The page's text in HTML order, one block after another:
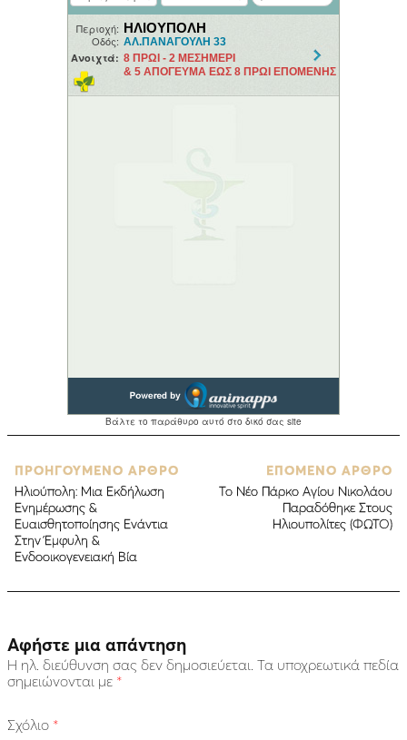
ΠΡΟΗΓΟΥΜΕΝΟ ΑΡΘΡΟ
Ηλιούπολη: Μια Εκδήλωση
Ενημέρωσης &
Ευαισθητοποίησης Ενάντια
Στην Έμφυλη &
Ενδοοικογενειακή Βία
ΕΠΟΜΕΝΟ ΑΡΘΡΟ
Το Νέο Πάρκο Αγίου Νικολάου
Παραδόθηκε Στους
Ηλιουπολίτες (ΦΩΤΟ)
Αφήστε μια απάντηση
Η ηλ. διεύθυνση σας δεν δημοσιεύεται. Τα υποχρεωτικά πεδία
σημειώνονται με *
Σχόλιο *